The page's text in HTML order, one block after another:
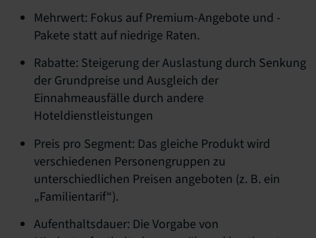
Mehrwert: Fokus auf Premium-Angebote und -
Pakete statt auf niedrige Raten.
Rabatte: Steigerung der Auslastung durch Senkung
der Grundpreise und Ausgleich der
Einnahmeausfälle durch andere
Hoteldienstleistungen
Preis pro Segment: Das gleiche Produkt wird
verschiedenen Personengruppen zu
unterschiedlichen Preisen angeboten (z. B. ein
„Familientarif“).
Aufenthaltsdauer: Die Vorgabe von